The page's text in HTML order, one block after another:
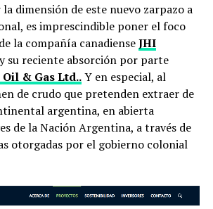
dimensión de este nuevo zarpazo a
es imprescindible poner el foco
la compañía canadienseJHI
su reciente absorción por parte
& Gas Ltd..Y en especial, al
de crudo que pretenden extraer de
argentina, en abierta
de la Nación Argentina, a través de
otorgadas por el gobierno colonial